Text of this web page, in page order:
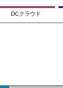
DCクラウド